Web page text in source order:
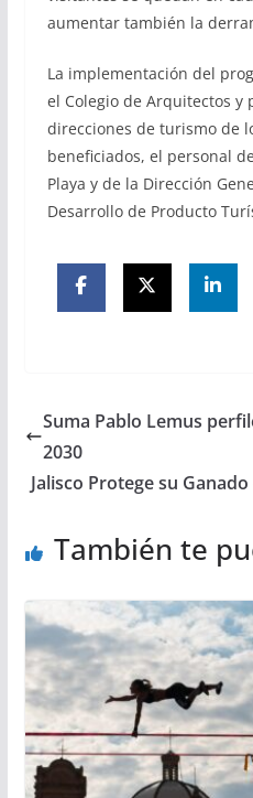
aumentar también la
La implementación del
el Colegio de Arquitectos y
direcciones de turismo de
beneficiados, el personal
Playa y de la Dirección
Desarrollo de Producto
Suma Pablo Lemus
2030
Jalisco Protege su
También te